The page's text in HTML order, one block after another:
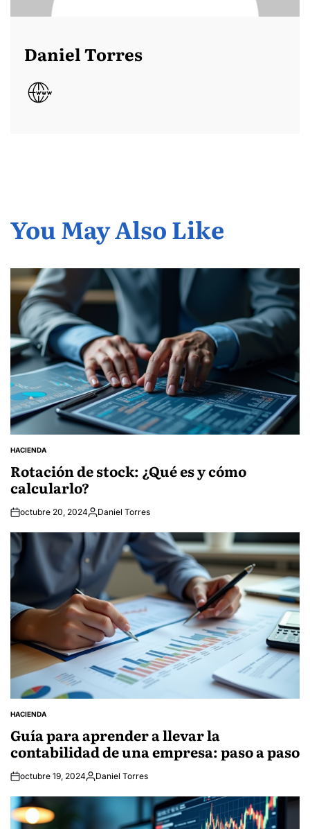
Daniel Torres
You May Also Like
POSTED
HACIENDA
Rotación de stock: ¿Qué es y cómo
calcularlo?
octubre 20, 2024Posted
Daniel Torres
POSTED
IN
HACIENDA
Guía para aprender a llevar la
contabilidad de una empresa: paso a paso
octubre 19, 2024Posted
Daniel Torres